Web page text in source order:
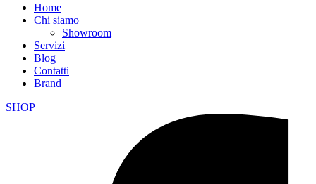
Home
Chi siamo
Showroom
Servizi
Blog
Contatti
Brand
SHOP